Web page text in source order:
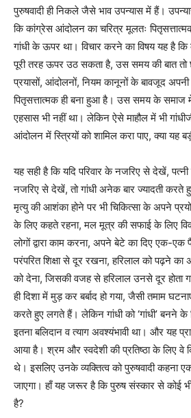
पुरुषवादी ही निकले जैसे भाव उपन्यास में हैं।
कि कांग्रेस आंदोलन का चरित्र मूलतः
गांधी के ऊपर था। विचार करने का विषय यह है
पूरी तरह ऊपर उठ सकता है, उस समय की बात
प्रयासों, आंदोलनों, नियम कानूनों के बावजूद
पितृसत्तात्मक ही बना हुआ है। उस समय के समाज में
एहसास भी नहीं था। लेकिन ऐसे माहौल में भी
आंदोलन में स्त्रियों को शामिल करा पाए, क्या यह
यह सही है कि यदि परिवार के नजरिए से देखें,
नजरिए से देखें, तो गांधी अनेक बार ज्यादती करते
मृत्यु की आशंका होने पर भी चिकित्सा के अपने
के लिए कहते रहना, मल मूत्र की सफाई के लिए
लोगों द्वारा काम करना, अपने बेटे का दिए एक-
परंपरित शिक्षा से दूर रखना, हरिलाल को पढ़ने
को देना, जिसकी वजह से हरिलाल उनसे दूर
ही दिशा में मुड़ कर बर्बाद हो गया, जैसी तमाम
करते हुए लगते हैं। लेकिन गांधी को ‘गांधी’ बनने के
इतना बलिदान व त्याग अवश्यंभावी था। और यह
आया है। श्रम और स्वदेशी की प्रतिष्ठा के लिए
थे। इसलिए उनके व्यक्तित्व को पुरुषवादी कहना
जाएगा। हाँ यह जरूर है कि पुरुष संस्कार से कोई भी
है?